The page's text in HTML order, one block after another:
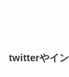
twitterやイン